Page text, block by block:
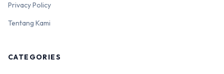
Privacy Policy
Tentang Kami
CATEGORIES